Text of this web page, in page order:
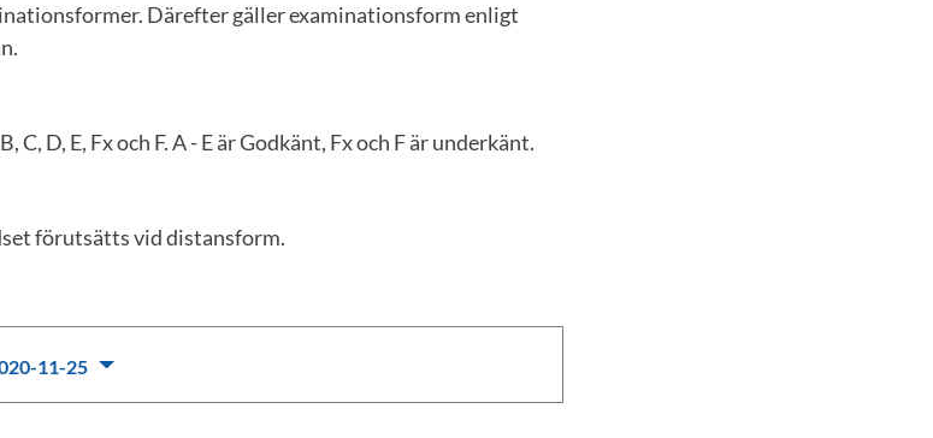
Därefter gäller examinationsform enligt
C, D, E, Fx och F. A - E är Godkänt, Fx och F är underkänt.
förutsätts vid distansform.
11-25